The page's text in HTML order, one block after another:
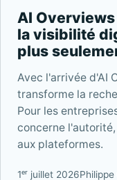
AI
la visibilité
plus
Avec l'arrivée d'AI
transforme la
Pour les
concerne
aux plateformes.
1ᵉʳ juillet 2026